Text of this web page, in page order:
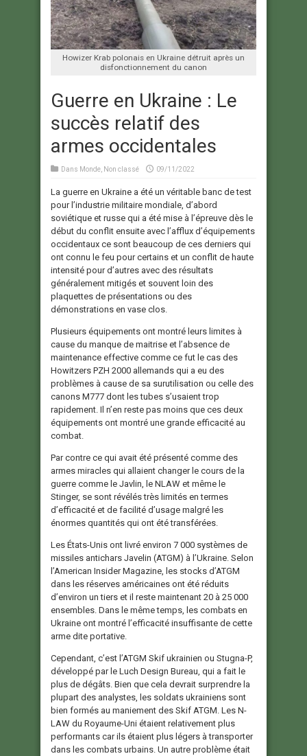
Howizer Krab polonais en Ukraine détruit après un
disfonctionnement du canon
Guerre en Ukraine : Le
succès relatif des
armes occidentales
Dans Monde Non classé 09/11/2022
La guerre en Ukraine a été un véritable banc de test
pour l’industrie militaire mondiale, d’abord
soviétique et russe qui a été mise à l’épreuve dès le
début du conflit ensuite avec l’afflux d’équipements
occidentaux ce sont beaucoup de ces derniers qui
ont connu le feu pour certains et un conflit de haute
intensité pour d’autres avec des résultats
généralement mitigés et souvent loin des
plaquettes de présentations ou des
démonstrations en vase clos.
Plusieurs équipements ont montré leurs limites à
cause du manque de maitrise et l’absence de
maintenance effective comme ce fut le cas des
Howitzers PZH 2000 allemands qui a eu des
problèmes à cause de sa surutilisation ou celle des
canons M777 dont les tubes s’usaient trop
rapidement. Il n’en reste pas moins que ces deux
équipements ont montré une grande efficacité au
combat.
Par contre ce qui avait été présenté comme des
armes miracles qui allaient changer le cours de la
guerre comme le Javlin, le NLAW et même le
Stinger, se sont révélés très limités en termes
d’efficacité et de facilité d’usage malgré les
énormes quantités qui ont été transférées.
Les États-Unis ont livré environ 7 000 systèmes de
missiles antichars Javelin (ATGM) à l’Ukraine. Selon
l’American Insider Magazine, les stocks d’ATGM
dans les réserves américaines ont été réduits
d’environ un tiers et il reste maintenant 20 à 25 000
ensembles. Dans le même temps, les combats en
Ukraine ont montré l’efficacité insuffisante de cette
arme dite portative.
Cependant, c’est l’ATGM Skif ukrainien ou Stugna-P,
développé par le Luch Design Bureau, qui a fait le
plus de dégâts. Bien que cela devrait surprendre la
plupart des analystes, les soldats ukrainiens sont
bien formés au maniement des Skif ATGM. Les N-
LAW du Royaume-Uni étaient relativement plus
performants car ils étaient plus légers à transporter
dans les combats urbains. Un autre problème était